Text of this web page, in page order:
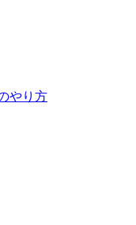
やり方